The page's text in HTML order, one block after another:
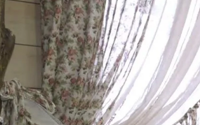
«Юрий Мамлеев»
событий